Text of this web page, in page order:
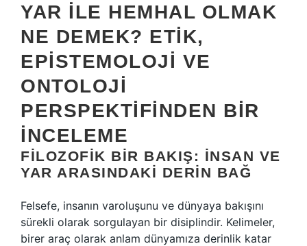
YAR ILE HEMHAL OLMAK
NE DEMEK? ETIK,
EPISTEMOLOJI VE
ONTOLOJI
PERSPEKTIFINDEN BIR
İNCELEME
FILOZOFIK BIR BAKIŞ: İNSAN VE
YAR ARASINDAKI DERIN BAĞ
Felsefe, insanın varoluşunu ve dünyaya bakışını
sürekli olarak sorgulayan bir disiplindir. Kelimeler,
birer araç olarak anlam dünyamıza derinlik katar